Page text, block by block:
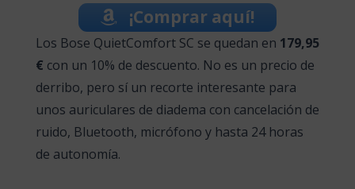
¡Comprar aquí!
Los Bose QuietComfort SC se quedan en 179,95
€ con un 10% de descuento. No es un precio de
derribo, pero sí un recorte interesante para
unos auriculares de diadema con cancelación de
ruido, Bluetooth, micrófono y hasta 24 horas
de autonomía.